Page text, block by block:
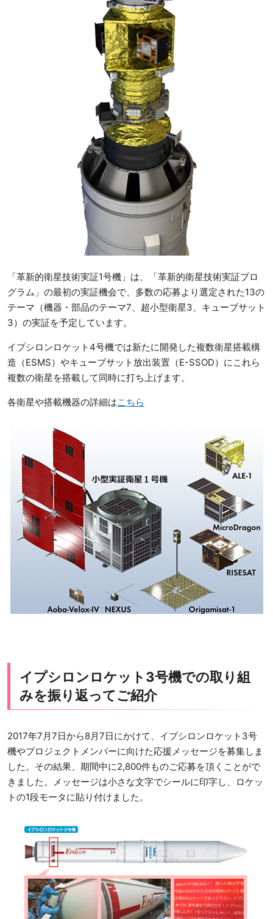
「革新的衛星技術実証1号機」は、「革新的衛星技術実証プロ
グラム」の最初の実証機会で、多数の応募より選定された13の
テーマ（機器・部品のテーマ7、超小型衛星3、キューブサット
3）の実証を予定しています。
イプシロンロケット4号機では新たに開発した複数衛星搭載構
造（ESMS）やキューブサット放出装置（E-SSOD）にこれら
複数の衛星を搭載して同時に打ち上げます。
各衛星や搭載機器の詳細はこちら
イプシロンロケット3号機での取り組
みを振り返ってご紹介
2017年7月7日から8月7日にかけて、イプシロンロケット3号
機やプロジェクトメンバーに向けた応援メッセージを募集しま
した。その結果、期間中に2,800件ものご応募を頂くことがで
きました。メッセージは小さな文字でシールに印字し、ロケッ
トの1段モータに貼り付けました。